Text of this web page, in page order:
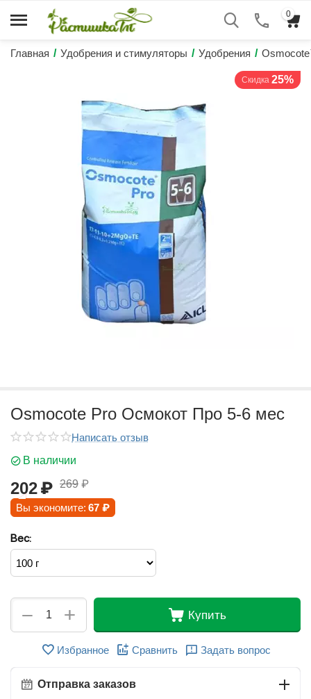
0
Главная / Удобрения и стимуляторы / Удобрения /
Скидка 25%
Osmocote Pro Осмокот Про 5-6 мес
Написать отзыв
В наличии
202₽ 269 ₽
Вы экономите: 67 ₽
Вес:
+
− Купить
Избранное Сравнить Задать вопрос
Отправка заказов